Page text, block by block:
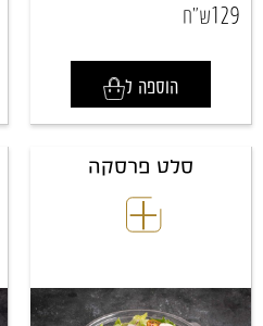
129ש"ח
הוספה ל
סלט פרסקה